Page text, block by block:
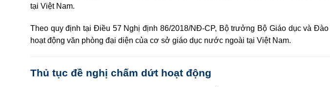
tại Việt Nam.
Theo quy định tại Điều 57 Nghị định 86/2018/NĐ-CP, Bộ trưởng Bộ Giáo dục và
hoạt động văn phòng đại diện của cơ sở giáo dục nước ngoài tại Việt Nam.
Thủ tục đề nghị chấm dứt hoạt động